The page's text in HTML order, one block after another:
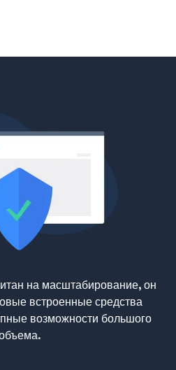
на масштабирование, он
встроенные средства
возможности большого